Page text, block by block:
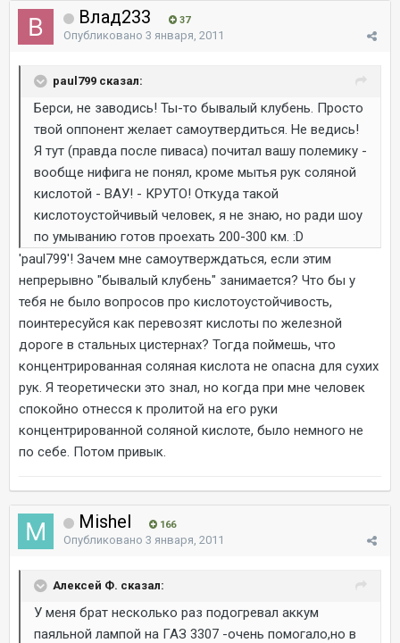
Влад233 37
Опубликовано 3 января, 2011
paul799 сказал:
Берси, не заводись! Ты-то бывалый клубень. Просто
твой оппонент желает самоутвердиться. Не ведись!
Я тут (правда после пиваса) почитал вашу полемику -
вообще нифига не понял, кроме мытья рук соляной
кислотой - ВАУ! - КРУТО! Откуда такой
кислотоустойчивый человек, я не знаю, но ради шоу
по умыванию готов проехать 200-300 км. :D
'paul799'! Зачем мне самоутверждаться, если этим
непрерывно "бывалый клубень" занимается? Что бы у
тебя не было вопросов про кислотоустойчивость,
поинтересуйся как перевозят кислоты по железной
дороге в стальных цистернах? Тогда поймешь, что
концентрированная соляная кислота не опасна для сухих
рук. Я теоретически это знал, но когда при мне человек
спокойно отнесся к пролитой на его руки
концентрированной соляной кислоте, было немного не
по себе. Потом привык.
Mishel 166
Опубликовано 3 января, 2011
Алексей Ф. сказал:
У меня брат несколько раз подогревал аккум
паяльной лампой на ГАЗ 3307 -очень помогало,но в